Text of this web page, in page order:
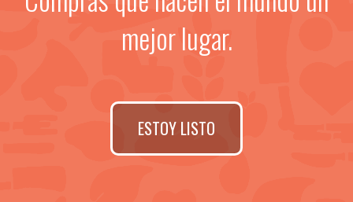
mejor lugar.
ESTOY LISTO